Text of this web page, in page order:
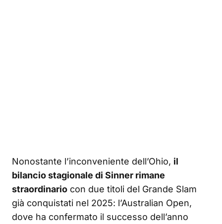
Nonostante l’inconveniente dell’Ohio, il
bilancio stagionale di Sinner rimane
straordinario con due titoli del Grande Slam
già conquistati nel 2025: l’Australian Open,
dove ha confermato il successo dell’anno